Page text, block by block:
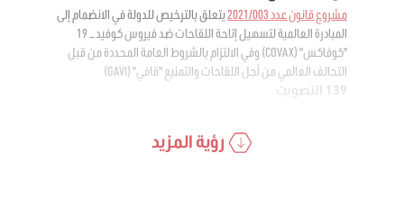
مشروع قانون عدد 2021/003
يتعلق بالترخيص للدولة في الانضمام إلى
المبادرة العالمية لتسهيل إتاحة اللقاحات ضد فيروس كوفيد – 19
"كوفاكس" (COVAX) وفي الالتزام بالشروط العامة المحددة من قبل
التحالف العالمي من أجل اللقاحات والتمنيع "قافي" (GAVI)
139 التصويت
رؤية المزيد